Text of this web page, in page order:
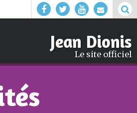
Jean Dionis
Le site officiel